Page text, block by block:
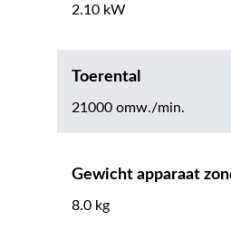
2.10 kW
Toerental
21000 omw./min.
Gewicht apparaat
8.0 kg